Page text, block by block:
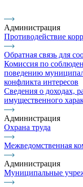
Администрация
Противодействие
Обратная связь для
Комиссия по
поведению
конфликта интересов
Сведения о доходах,
имущественного
Администрация
Охрана труда
Межведомственная
Администрация
Муниципальные